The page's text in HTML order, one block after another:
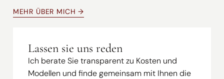
MEHR ÜBER MICH →
Lassen sie uns reden
Ich berate Sie transparent zu Kosten und
Modellen und finde gemeinsam mit Ihnen die